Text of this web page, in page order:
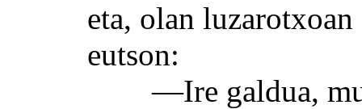
eta, olan luzarotxoan
eutson:
—Ire galdua,